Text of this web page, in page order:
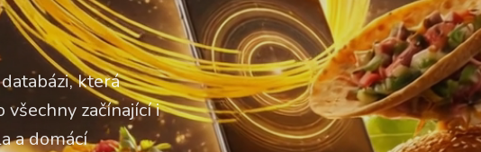
která
začínající i
a domácí